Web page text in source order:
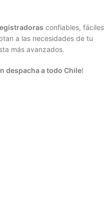
confiables, fáciles
a las necesidades de tu
más avanzados.
despacha a todo Chile!